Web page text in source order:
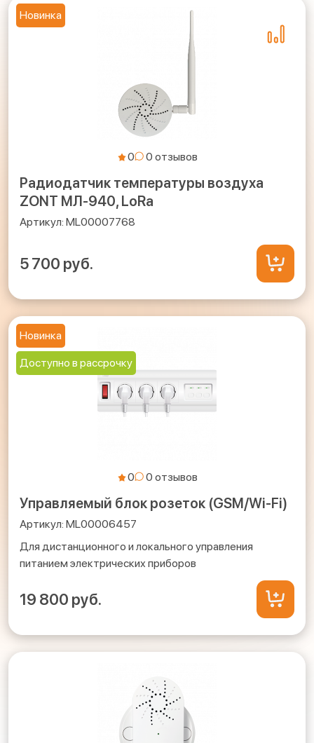
Новинка
0
Радиодатчик температуры воздуха
ZONT МЛ-940, LoRa
ML00007768
5 700 руб.
Новинка
Доступно в рассрочку
0
Управляемый блок розеток (GSM/Wi-Fi)
ML00006457
Для дистанционного и локального управления
питанием электрических приборов
19 800 руб.